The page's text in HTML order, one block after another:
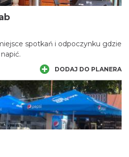
spotkań i odpoczynku gdzie
DODAJ DO PLANERA